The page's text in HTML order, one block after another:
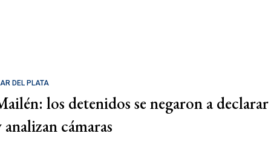
DEL PLATA
los detenidos se negaron a declarar
analizan cámaras